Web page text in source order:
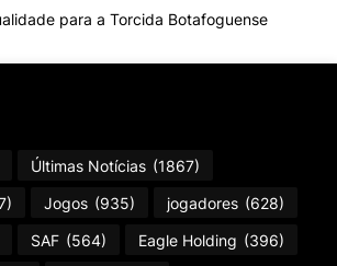
para a Torcida Botafoguense
Últimas Notícias (1867)
Jogos (935) jogadores (628)
SAF (564) Eagle Holding (396)